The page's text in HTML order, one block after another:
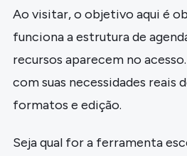
Ao visitar, o objetivo aqui é
funciona a estrutura de
recursos aparecem no
com suas necessidades reais
formatos e edição.
Seja qual for a ferramenta